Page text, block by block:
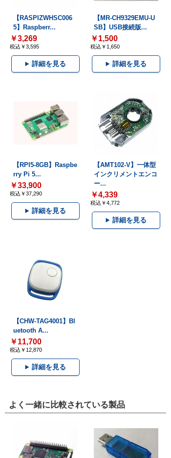
【RASPIZWHSC006
5】Raspberr...
￥3,269
税込￥3,595
詳細を見る
【MR-CH9329EMU-U
SB】USB接続版...
￥1,500
税込￥1,650
詳細を見る
【RPI5-8GB】Raspbe
rry Pi 5...
￥33,900
税込￥37,290
詳細を見る
【AMT102-V】一体型
インクリメントエンコ
ー...
￥4,339
税込￥4,772
詳細を見る
【CHW-TAG4001】Bl
uetooth A...
￥11,700
税込￥12,870
詳細を見る
よく一緒に比較されている製品